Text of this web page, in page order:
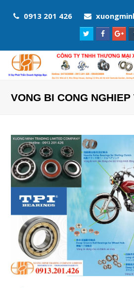
0913 201 426
Twitter
VONG BI CONG NGHIEP